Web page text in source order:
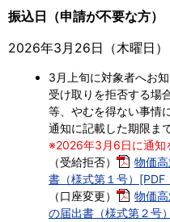
振込日（申請が不要な方）
2026年3月26日（木曜日）
3月上旬に対象者へお
受け取りを拒否する場
等、やむを得ない事情
通知に記載した期限ま
※2026年3月6日に通知
（受給拒否）
物価
書（様式第１号）[PDF
（口座変更）
物価
の届出書（様式第２号